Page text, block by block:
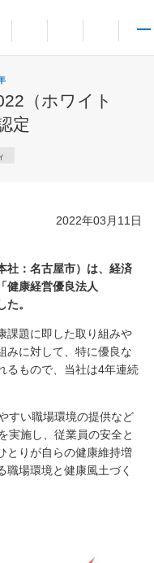
言語切り替えメニュー
サイト内検索を開
お問い合わせ
メイ
（ホワイト
定
2022年03月11日
社：名古屋市）は、経済
健康経営優良法人
。
課題に即した取り組みや
みに対して、特に優良な
るもので、当社は4年連続
すい職場環境の提供など
実施し、従業員の安全と
とりが自らの健康維持増
場環境と健康風土づく